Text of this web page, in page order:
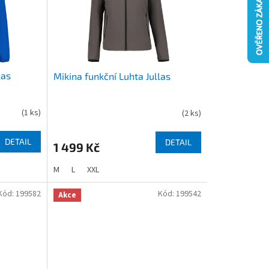
(1 ks)
DETAIL
Mikina funkční Luhta Jullas
(2 ks)
1 499 Kč DETAIL
M L XXL
199582 Akce Kód: 199542